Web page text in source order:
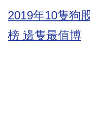
2019年10隻狗
榜 邊隻最值博